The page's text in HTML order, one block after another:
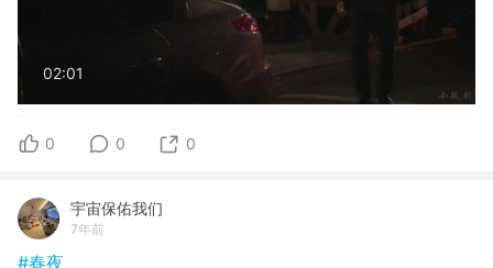
02:01
0 0 0
宇宙保佑我们
7年前
#春夜